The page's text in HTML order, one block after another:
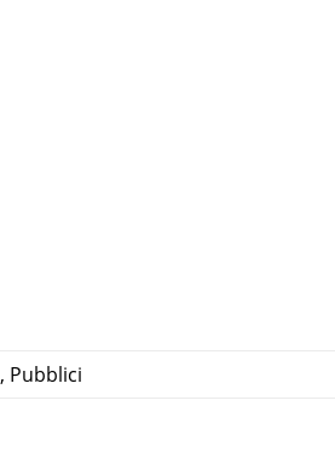
, Pubblici